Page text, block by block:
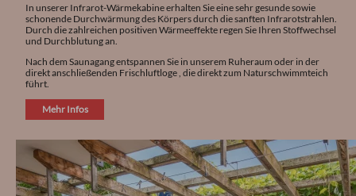
In unserer Infrarot-Wärmekabine erhalten Sie eine sehr gesunde sowie
schonende Durchwärmung des Körpers durch die sanften Infrarotstrahlen.
Durch die zahlreichen positiven Wärmeeffekte regen Sie Ihren Stoffwechsel
und Durchblutung an.
Nach dem Saunagang entspannen Sie in unserem Ruheraum oder in der
direkt anschließenden Frischluftloge , die direkt zum Naturschwimmteich
führt.
Mehr Infos